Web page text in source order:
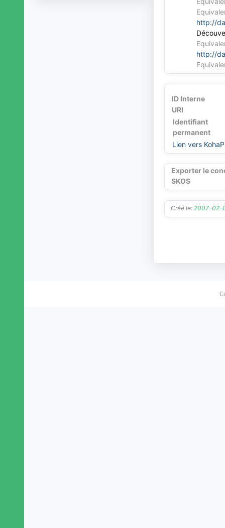
http://
http://
ID Interne
URI
Identifiant
permanent
Lien vers
Exporter le
SKOS
Créé le: 2007-02-